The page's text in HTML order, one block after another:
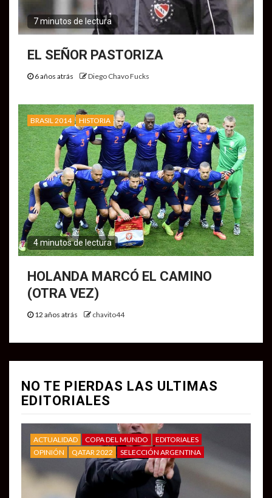
7 minutos de lectura
EL SEÑOR PASTORIZA
6 años atrás Diego Chavo Fucks
BRASIL 2014 HISTORIA
4 minutos de lectura
HOLANDA MARCÓ EL CAMINO
(OTRA VEZ)
12 años atrás chavito44
NO TE PIERDAS LAS ULTIMAS
EDITORIALES
ACTUALIDAD COPA DEL MUNDO
EDITORIALES
OPINIÓN
QATAR 2022 SELECCIÓN ARGENTINA